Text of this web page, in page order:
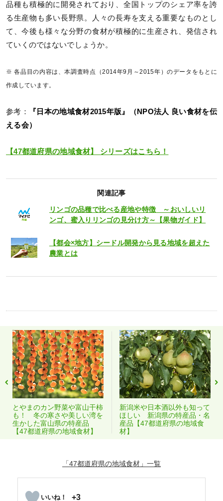
品種も積極的に開発されており、全国トップのシェア率を誇
る生産物も多い長野県。人々の長寿を支える重要なものとし
て、今後も様々な分野の食材が積極的に生産され、発信され
ていくのではないでしょうか。
※ 各品目の内容は、本調査時点（2014年9月～2015年）のデータをもとに
作成しています。
参考：
『日本の地域食材2015年版』（NPO法人 良い食材を伝
える会）
【47都道府県の地域食材】 シリーズはこちら！
関連記事
リンゴの品種で比べる産地や特徴 ～おいしいリ
ンゴ、蜜入りリンゴの見分け方～【果物ガイド】
【都会×地方】シードル開発から見る地域を超えた
農業とは
とやまのカン野菜や富山干柿
も！ 冬の寒さや美しい湾を
生かした富山県の特産品
【47都道府県の地域食材】
新潟米や日本酒以外も知って
ほしい 新潟県の特産品・名
産品【47都道府県の地域食
材】
「47都道府県の地域食材」
+3